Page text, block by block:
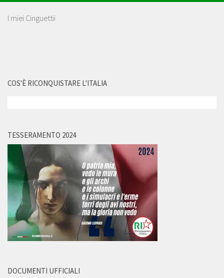
I miei Cinguettii
COS'È RICONQUISTARE L'ITALIA
TESSERAMENTO 2024
DOCUMENTI UFFICIALI